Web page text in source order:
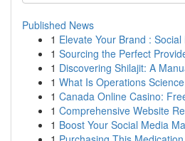
Published News
1 Elevate Your Brand :
1 Sourcing the Perfect
1 Discovering Shilajit: A
1 What Is Operations
1 Canada Online Casino:
1 Comprehensive Website
1 Boost Your Social Media